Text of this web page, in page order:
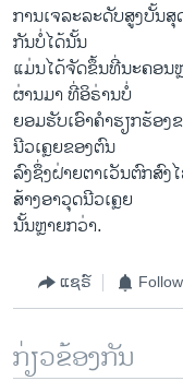
ການເຈລະລະດັບສູງບັ້ນ
ກັນບໍ່ໄດ້ນັ້ນ
ແມ່ນໄດ້ຈັດຂຶ້ນທີ່ນະຄອນ
ຜ່ານມາ ທີ່ອິຣ່ານບໍ່
ຍອມຮັບເອົາຄໍາຮຽກຮ້ອ
ນີວເຄຼຍຂອງຕົນ
ລົງຊຶ່ງຝ່າຍຕາເວັນຕົກສົ
ສ້າງອາວຸດນີວເຄຼຍ
ນັ້ນຫຼາຍກວ່າ.
ແຊຣ໌
ກ່ຽວຂ້ອງກັນ